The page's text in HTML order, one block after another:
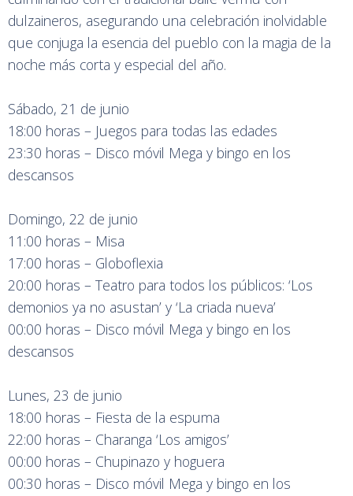
dulzaineros, asegurando una celebración inolvidable
que conjuga la esencia del pueblo con la magia de la
noche más corta y especial del año.
Sábado, 21 de junio
18:00 horas – Juegos para todas las edades
23:30 horas – Disco móvil Mega y bingo en los
descansos
Domingo, 22 de junio
11:00 horas – Misa
17:00 horas – Globoflexia
20:00 horas – Teatro para todos los públicos: ‘Los
demonios ya no asustan’ y ‘La criada nueva’
00:00 horas – Disco móvil Mega y bingo en los
descansos
Lunes, 23 de junio
18:00 horas – Fiesta de la espuma
22:00 horas – Charanga ‘Los amigos’
00:00 horas – Chupinazo y hoguera
00:30 horas – Disco móvil Mega y bingo en los